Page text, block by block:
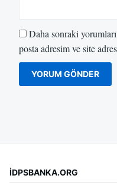
Daha sonraki
posta adresim ve site
İDPSBANKA.ORG